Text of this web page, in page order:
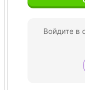
Войдите в